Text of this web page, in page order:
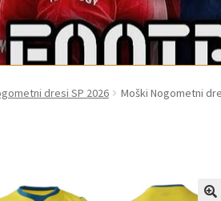
račun Trgovina Zaključek nakupa
dresi SP 2026 Moški Nogometni